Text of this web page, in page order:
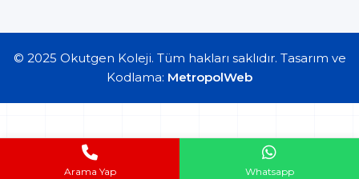
Arama Yap Whatsapp
© 2025 Okutgen Koleji. Tüm hakları saklıdır. Tasarım ve
Kodlama: MetropolWeb